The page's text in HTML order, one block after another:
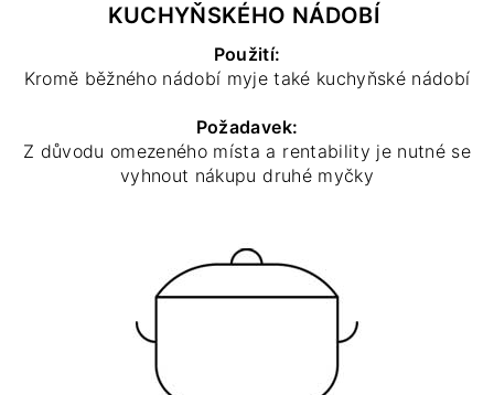
KUCHYŇSKÉHO NÁDOBÍ
Použití:
Kromě běžného nádobí myje také kuchyňské nádobí
Požadavek:
Z důvodu omezeného místa a rentability je nutné se
vyhnout nákupu druhé myčky